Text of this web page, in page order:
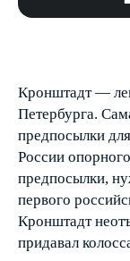
Кронштадт —
Петербурга.
предпосылки
России
предпосылки,
первого
Кронштадт
придавал